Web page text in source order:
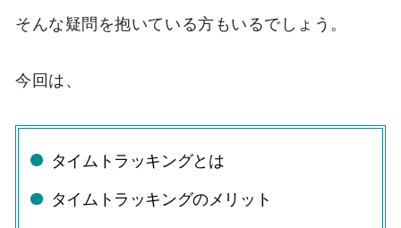
そんな疑問を抱いている方もいるでしょう。
今回は、
タイムトラッキングとは
タイムトラッキングのメリット